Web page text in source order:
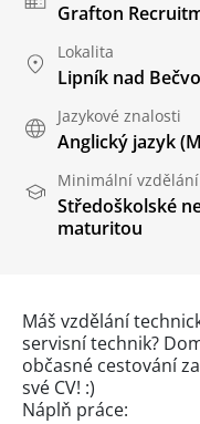
Grafton
Lokalita
Lipník nad
Jazykové znalosti
Anglický jazyk
Minimální vzdělání
Středoškolské
maturitou
Máš vzdělání
servisní technik?
občasné cestování
své CV! :)
Náplň práce: